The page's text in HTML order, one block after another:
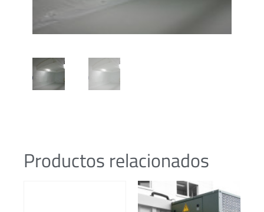
Productos relacionados